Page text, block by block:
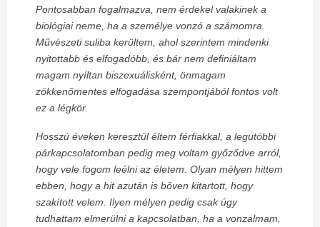
Pontosabban fogalmazva, nem érdekel valakinek a
biológiai neme, ha a személye vonzó a számomra.
Művészeti suliba kerültem, ahol szerintem mindenki
nyitottabb és elfogadóbb, és bár nem definiáltam
magam nyíltan biszexuálisként, önmagam
zökkenőmentes elfogadása szempontjából fontos volt
ez a légkör.
Hosszú éveken keresztül éltem férfiakkal, a legutóbbi
párkapcsolatomban pedig meg voltam győződve arról,
hogy vele fogom leélni az életem. Olyan mélyen hittem
ebben, hogy a hit azután is bőven kitartott, hogy
szakított velem. Ilyen mélyen pedig csak úgy
tudhattam elmerülni a kapcsolatban, ha a vonzalmam,